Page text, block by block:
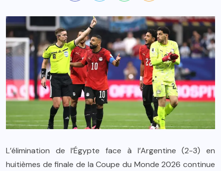
L’élimination de l’Égypte face à l’Argentine (2-3) en
huitièmes de finale de la Coupe du Monde 2026 continue